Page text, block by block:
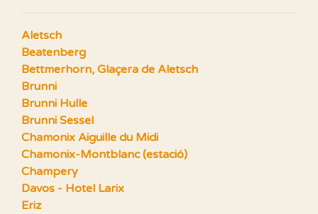
Aletsch
Beatenberg
Bettmerhorn, Glaçera de Aletsch
Brunni
Brunni Hulle
Brunni Sessel
Chamonix Aiguille du Midi
Chamonix-Montblanc (estació)
Champery
Davos - Hotel Larix
Eriz